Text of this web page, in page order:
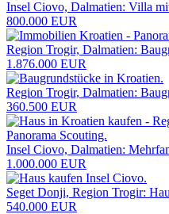
Insel Ciovo, Dalmatien: Villa
800.000 EUR
Region Trogir, Dalmatien:
1.876.000 EUR
Region Trogir, Dalmatien:
360.500 EUR
Insel Ciovo, Dalmatien:
1.000.000 EUR
Seget Donji, Region Trogir:
540.000 EUR